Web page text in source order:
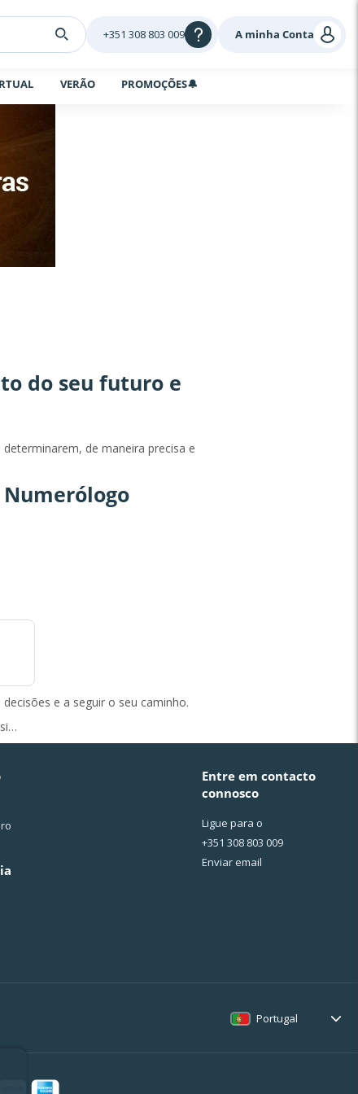
A minha Conta
+351 308 803 009
VERÃO PROMOÇÕES🔔
do seu futuro e
determinarem, de maneira precisa e
e a seguir o seu caminho.
Entre em contacto
connosco
Ligue para o
+351 308 803 009
Enviar email
Portugal